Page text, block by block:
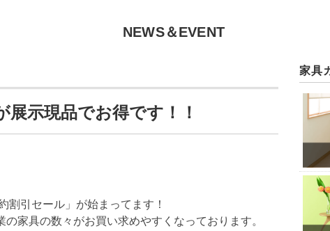
NEWS＆EVENT
示現品でお得です！！
割引セール」が始まってます！
家具の数々がお買い求めやすくなっております。
家具